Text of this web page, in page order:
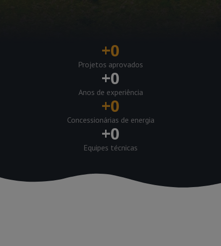
+0
Projetos aprovados
+0
Anos de experiência
+0
Concessionárias de energia
+0
Equipes técnicas